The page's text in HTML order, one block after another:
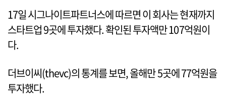
17일 시그나이트파트너스에 따르면 이 회사는 현재까지
스타트업 9곳에 투자했다. 확인된 투자액만 107억원이
다.
더브이씨(thevc)의 통계를 보면, 올해만 5곳에 77억원을
투자했다.